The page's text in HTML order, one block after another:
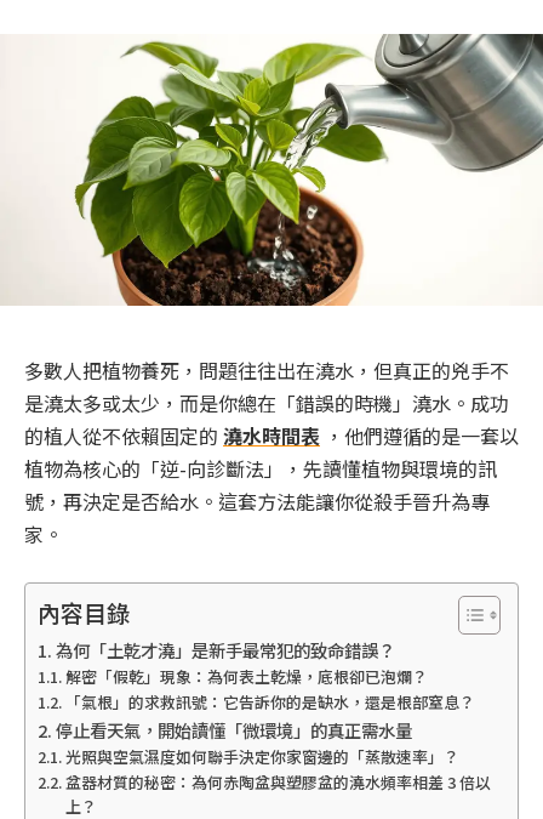
多數人把植物養死，問題往往出在澆水，但真正的兇手不
是澆太多或太少，而是你總在「錯誤的時機」澆水。成功
的植人從不依賴固定的 澆水時間表 ，他們遵循的是一套以
植物為核心的「逆-向診斷法」，先讀懂植物與環境的訊
號，再決定是否給水。這套方法能讓你從殺手晉升為專
家。
內容目錄
為何「土乾才澆」是新手最常犯的致命錯誤？
解密「假乾」現象：為何表土乾燥，底根卻已泡爛？
「氣根」的求救訊號：它告訴你的是缺水，還是根部窒息？
停止看天氣，開始讀懂「微環境」的真正需水量
光照與空氣濕度如何聯手決定你家窗邊的「蒸散速率」？
盆器材質的秘密：為何赤陶盆與塑膠盆的澆水頻率相差 3 倍以
上？